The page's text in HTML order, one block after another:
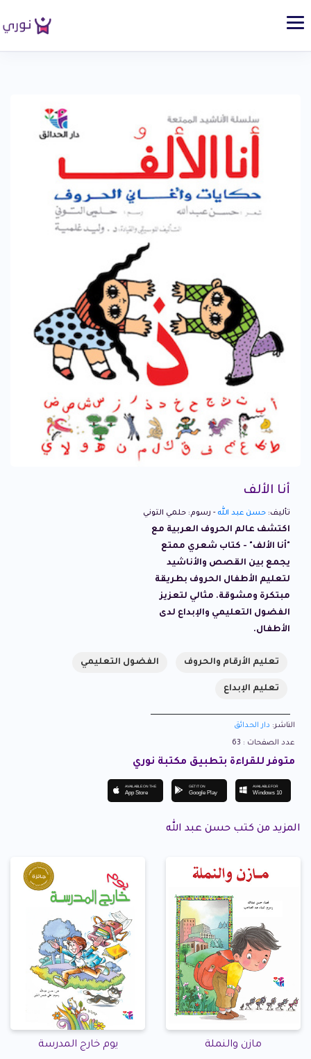
أنا الألف
تأليف: حسن عبد الله - رسوم: حلمي التوني
اكتشف عالم الحروف العربية مع
"أنا الألف" - كتاب شعري ممتع
يجمع بين القصص والأناشيد
لتعليم الأطفال الحروف بطريقة
مبتكرة ومشوقة. مثالي لتعزيز
الفضول التعليمي والإبداع لدى
الأطفال.
تعليم الأرقام والحروف الفضول التعليمي
تعليم الإبداع
الناشر: دار الحدائق
عدد الصفحات : 63
متوفر للقراءة بتطبيق مكتبة نوري
AVAILABLE ON THE
App Store
GET IT ON
Google Play
AVAILABLE FOR
Windows 10
المزيد من كتب حسن عبد الله
مازن والنملة يوم خارج المدرسة